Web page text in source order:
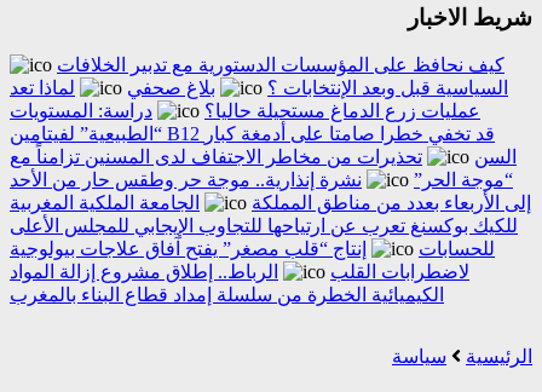
شريط الاخبار
كيف نحافظ على المؤسسات الدستورية مع تدبير الخلافات
السياسية قبل وبعد الإنتخابات ؟
بلاغ صحفي
لماذا تعد
عمليات زرع الدماغ مستحيلة حاليا؟
دراسة: المستويات
“الطبيعية” لفيتامين B12 قد تخفي خطرا صامتا على أدمغة كبار
السن
تحذيرات من مخاطر الاجتفاف لدى المسنين تزامناً مع
“موجة الحر”
نشرة إنذارية.. موجة حر وطقس حار من الأحد
إلى الأربعاء بعدد من مناطق المملكة
الجامعة الملكية المغربية
للكيك بوكسنغ تعرب عن ارتياحها للتجاوب الإيجابي للمجلس الأعلى
للحسابات
إنتاج “قلب مصغر” يفتح آفاق علاجات بيولوجية
لاضطرابات القلب
الرباط.. إطلاق مشروع إزالة المواد
الكيميائية الخطرة من سلسلة إمداد قطاع البناء بالمغرب
الرئيسية سياسة